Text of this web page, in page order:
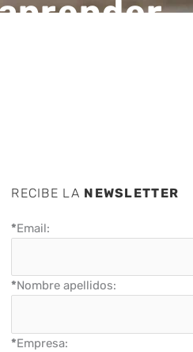
RECIBE LA NEWSLETTER
*Email:
*Nombre apellidos:
*Empresa: